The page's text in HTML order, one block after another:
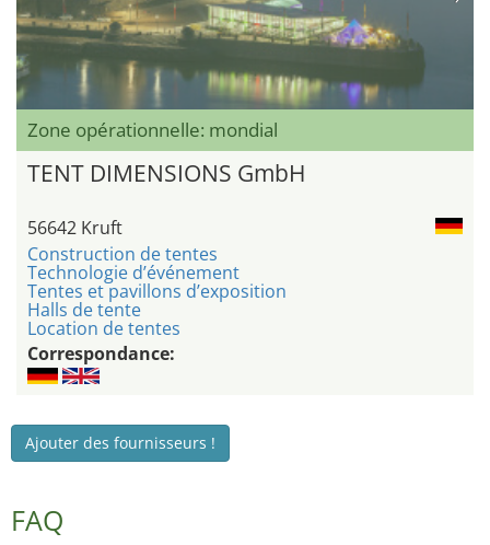
Zone opérationnelle: mondial
TENT DIMENSIONS GmbH
56642 Kruft
Construction de tentes
Technologie d’événement
Tentes et pavillons d’exposition
Halls de tente
Location de tentes
Correspondance:
Ajouter des fournisseurs !
FAQ